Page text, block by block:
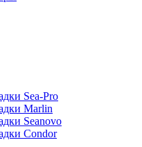
Sea-Pro
Marlin
Seanovo
Condor